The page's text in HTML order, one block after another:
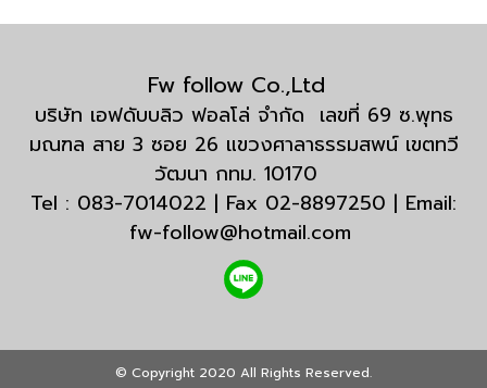
Fw follow Co.,Ltd
บริษัท เอฟดับบลิว ฟอลโล่ จำกัด เลขที่ 69 ซ.พุทธ
มณฑล สาย 3 ซอย 26 แขวงศาลาธรรมสพน์ เขตทวี
วัฒนา กทม. 10170
Tel : 083-7014022 | Fax 02-8897250 | Email:
fw-follow@hotmail.com
© Copyright 2020 All Rights Reserved.